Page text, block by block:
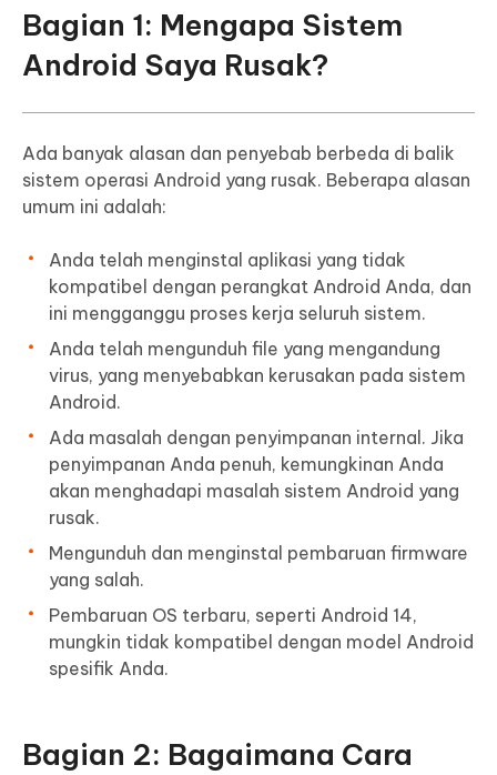
Bagian 1: Mengapa Sistem
Android Saya Rusak?
Ada banyak alasan dan penyebab berbeda di balik
sistem operasi Android yang rusak. Beberapa alasan
umum ini adalah:
Anda telah menginstal aplikasi yang tidak
kompatibel dengan perangkat Android Anda, dan
ini mengganggu proses kerja seluruh sistem.
Anda telah mengunduh file yang mengandung
virus, yang menyebabkan kerusakan pada sistem
Android.
Ada masalah dengan penyimpanan internal. Jika
penyimpanan Anda penuh, kemungkinan Anda
akan menghadapi masalah sistem Android yang
rusak.
Mengunduh dan menginstal pembaruan firmware
yang salah.
Pembaruan OS terbaru, seperti Android 14,
mungkin tidak kompatibel dengan model Android
spesifik Anda.
Bagian 2: Bagaimana Cara